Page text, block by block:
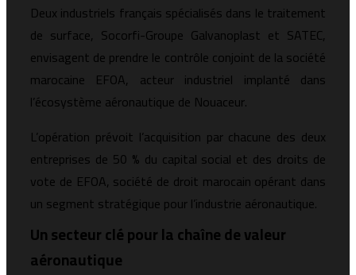
Deux industriels français spécialisés dans le traitement
de surface, Socorfi-Groupe Galvanoplast et SATEC,
envisagent de prendre le contrôle conjoint de la société
marocaine EFOA, acteur industriel implanté dans
l’écosystème aéronautique de Nouaceur.
L’opération prévoit l’acquisition par chacune des deux
entreprises de 50 % du capital social et des droits de
vote de EFOA, société de droit marocain opérant dans
un segment stratégique pour l’industrie aéronautique.
Un secteur clé pour la chaîne de valeur
aéronautique